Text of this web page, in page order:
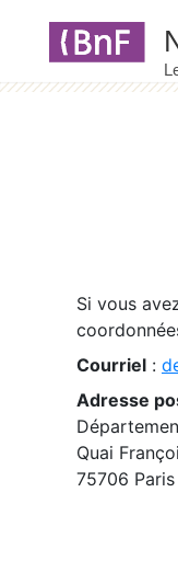
Si vous
Courriel :
Adresse
Quai
75706